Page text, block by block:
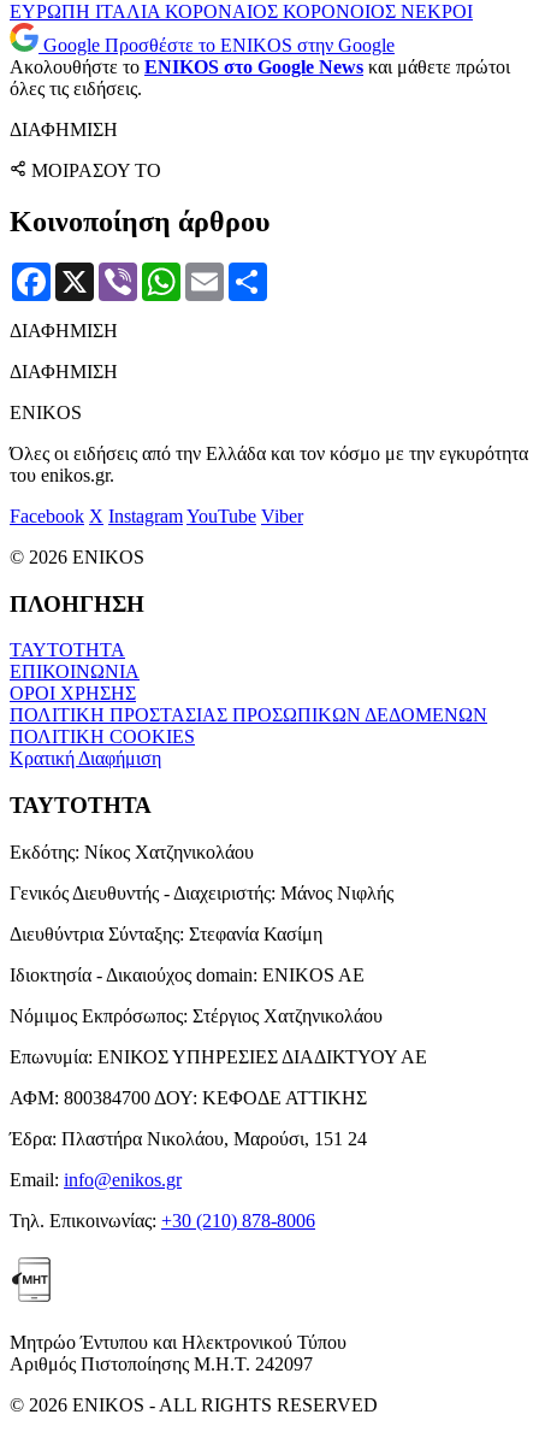
ΕΥΡΩΠΗ ΙΤΑΛΙΑ ΚΟΡΟΝΑΙΟΣ ΚΟΡΟΝΟΙΟΣ ΝΕΚΡΟΙ
Google Προσθέστε το ENIKOS στην Google
Ακολουθήστε το ENIKOS στο Google News και μάθετε πρώτοι
όλες τις ειδήσεις.
ΔΙΑΦΗΜΙΣΗ
ΜΟΙΡΑΣΟΥ ΤΟ
Κοινοποίηση άρθρου
Facebook
X Viber WhatsApp
Email
ΔΙΑΦΗΜΙΣΗ
ΔΙΑΦΗΜΙΣΗ
ENIKOS
Όλες οι ειδήσεις από την Ελλάδα και τον κόσμο με την εγκυρότητα
του enikos.gr.
Facebook X InstagramYouTube Viber
© 2026 ENIKOS
ΠΛΟΗΓΗΣΗ
ΤΑΥΤΟΤΗΤΑ
ΕΠΙΚΟΙΝΩΝΙΑ
ΟΡΟΙ ΧΡΗΣΗΣ
ΠΟΛΙΤΙΚΗ ΠΡΟΣΤΑΣΙΑΣ ΠΡΟΣΩΠΙΚΩΝ ΔΕΔΟΜΕΝΩΝ
ΠΟΛΙΤΙΚΗ COOKIES
Κρατική Διαφήμιση
ΤΑΥΤΟΤΗΤΑ
Εκδότης: Νίκος Χατζηνικολάου
Γενικός Διευθυντής - Διαχειριστής: Μάνος Νιφλής
Διευθύντρια Σύνταξης: Στεφανία Κασίμη
Ιδιοκτησία - Δικαιούχος domain: ENIKOS AE
Νόμιμος Εκπρόσωπος: Στέργιος Χατζηνικολάου
Επωνυμία: ΕΝΙΚΟΣ ΥΠΗΡΕΣΙΕΣ ΔΙΑΔΙΚΤΥΟΥ ΑΕ
ΑΦΜ: 800384700 ΔΟΥ: ΚΕΦΟΔΕ ΑΤΤΙΚΗΣ
Έδρα: Πλαστήρα Νικολάου, Μαρούσι, 151 24
Email: info@enikos.gr
Τηλ. Επικοινωνίας: +30 (210) 878-8006
Μητρώο Έντυπου και Ηλεκτρονικού Τύπου
Αριθμός Πιστοποίησης Μ.Η.Τ. 242097
© 2026 ENIKOS - ALL RIGHTS RESERVED